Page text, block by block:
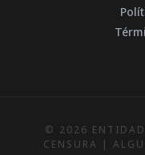
© 2026
CENSURA |